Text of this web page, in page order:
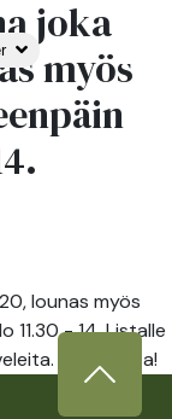
joka
myös
lounas myös
11.30 - 14. Listalle
Tervetuloa!